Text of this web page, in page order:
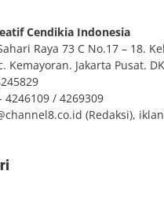
Cendikia Indonesia
Raya 73 C No.17 – 18.
Kemayoran. Jakarta Pusat.
4246109 / 4269309
(Redaksi),